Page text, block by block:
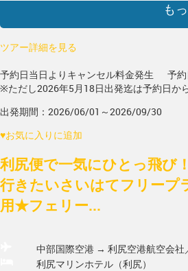
も
ツアー詳細を見る
予約日当日よりキャンセル料金発生
予
※ただし2026年5月18日出発迄は予約日か
出発期間：2026/06/01～2026/09/30
♥お気に入りに追加
利尻便で一気にひとっ飛び
行きたいさいはてフリープ
用★フェリー...
中部国際空港 → 利尻空港航空会社
利尻マリンホテル（利尻）